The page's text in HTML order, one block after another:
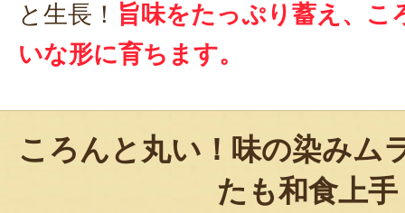
と生長！ 旨味をたっぷり蓄え、こ
いな形に育ちます。
ころんと丸い！味の染みム
たも和食上手